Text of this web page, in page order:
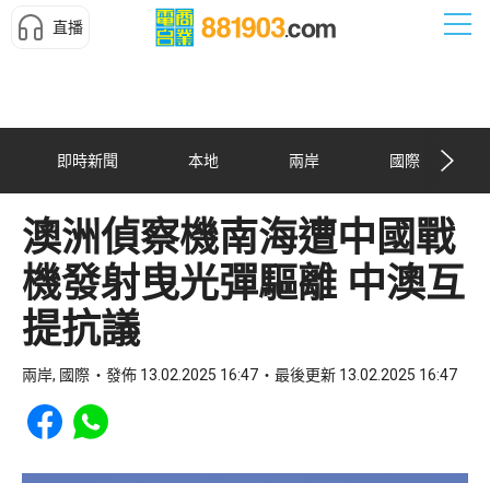
直播
即時新聞 本地 兩岸 國際
澳洲偵察機南海遭中國戰
機發射曳光彈驅離 中澳互
提抗議
兩岸, 國際 發佈 13.02.2025 16:47 最後更新 13.02.2025 16:47
Share to Facebook
Share to WhatsApp